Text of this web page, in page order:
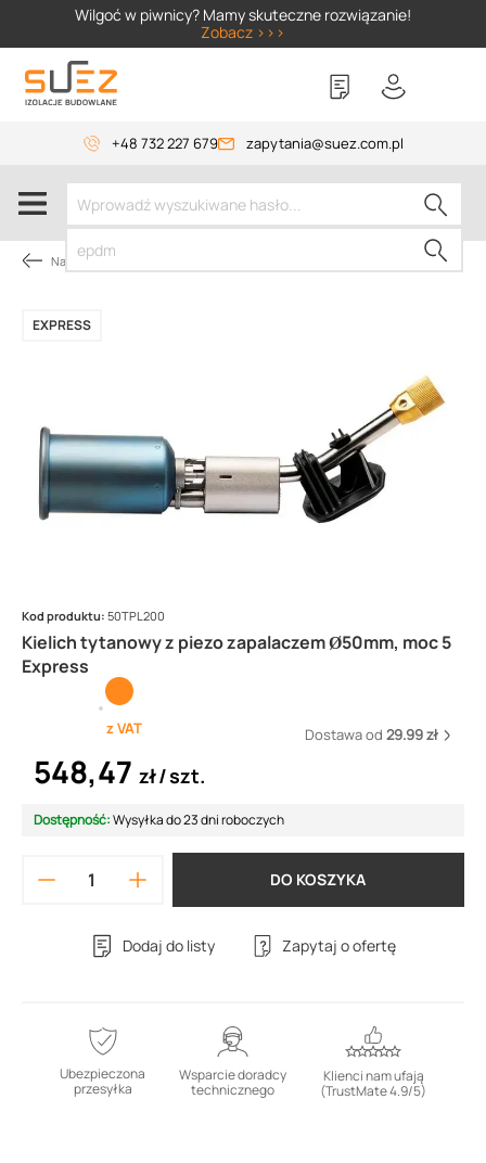
Wilgoć w piwnicy? Mamy skuteczne rozwiązanie!
Zobacz >>>
+48 732 227 679 zapytania@suez.com.pl
Narzędzia dekarskie
Kielich tytanowy z piezo zapalaczem Ø50mm, moc 5
Express
EXPRESS
Kod produktu: 50TPL200
z VAT Dostawa od 29.99 zł
548,47 zł szt.
Dostępność:Wysyłka do 23 dni roboczych
DO KOSZYKA
Dodaj do listy Zapytaj o ofertę
Ubezpieczona
przesyłka
Wsparcie doradcy
technicznego
Klienci nam ufają
(TrustMate 4.9/5)